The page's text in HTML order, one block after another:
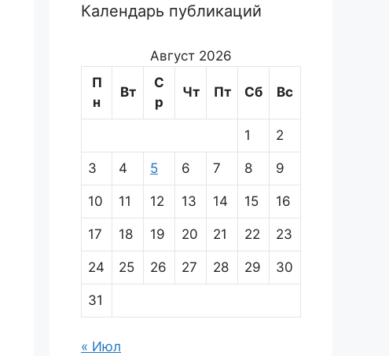
Календарь публикаций
Август 2026
П
н
Вт
С
р
Чт Пт Сб Вс
1 2
3 4 5 6 7 8 9
10 11 12 13 14 15 16
17 18 19 20 21 22 23
24 25 26 27 28 29 30
31
« Июл